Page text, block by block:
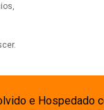
e Hospedado